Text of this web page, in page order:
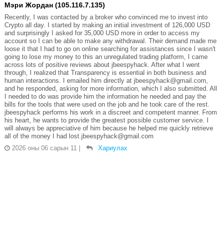
Мэри Жордан (105.116.7.135)
Recently, I was contacted by a broker who convinced me to invest into
Crypto all day. I started by making an initial investment of 126,000 USD
and surprisingly I asked for 35,000 USD more in order to access my
account so I can be able to make any withdrawal. Their demand made me
loose it that I had to go on online searching for assistances since I wasn't
going to lose my money to this an unregulated trading platform, I came
across lots of positive reviews about jbeespyhack. After what I went
through, I realized that Transparency is essential in both business and
human interactions. I emailed him directly at jbeespyhack@gmail.com,
and he responded, asking for more information, which I also submitted. All
I needed to do was provide him the information he needed and pay the
bills for the tools that were used on the job and he took care of the rest.
jbeespyhack performs his work in a discreet and competent manner. From
his heart, he wants to provide the greatest possible customer service. I
will always be appreciative of him because he helped me quickly retrieve
all of the money I had lost.jbeespyhack@gmail.com
2026 оны 06 сарын 11 | Хариулах